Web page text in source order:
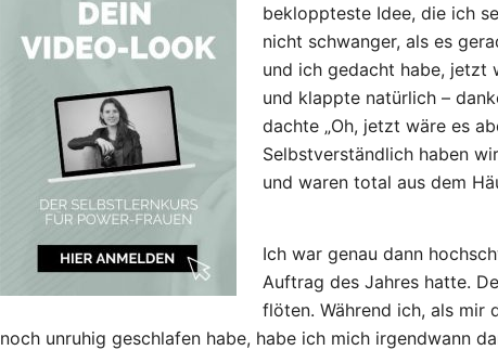
bekloppteste Idee, die ich
nicht schwanger, als es
und ich gedacht habe, jetzt
und klappte natürlich –
dachte „Oh, jetzt wäre es
Selbstverständlich haben
und waren total aus dem
Ich war genau dann
Auftrag des Jahres hatte.
flöten. Während ich, als mir
noch unruhig geschlafen habe, habe ich mich irgendwann